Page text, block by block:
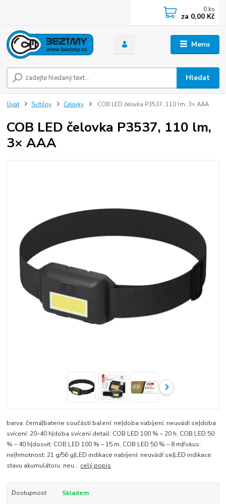
Menu
Hledat
0 ks
za 0,00 Kč
Úvod Svítilny Čelovky COB LED čelovka P3537, 110 lm, 3× AAA
COB LED čelovka P3537, 110 lm,
3× AAA
barva: černá|baterie součástí balení: ne|doba nabíjení: neuvádí se|doba
svícení: 20–40 h|doba svícení detail: COB LED 100 % – 20 h, COB LED 50
% – 40 h|dosvit: COB LED 100 % – 15 m, COB LED 50 % – 8 m|fokus:
ne|hmotnost: 21 g/56 g|LED indikace nabíjení: neuvádí se|LED indikace
stavu akumulátoru: neu... celý popis
Dostupnost Skladem